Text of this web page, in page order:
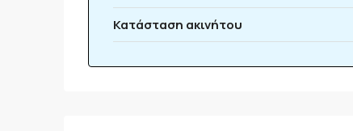
Κατάσταση ακινήτου